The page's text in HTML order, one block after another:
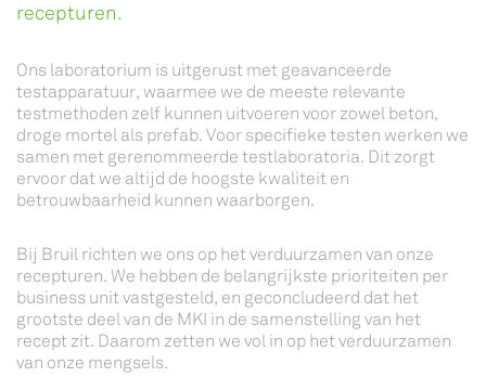
recepturen.
Ons laboratorium is uitgerust met geavanceerde
testapparatuur, waarmee we de meeste relevante
testmethoden zelf kunnen uitvoeren voor zowel beton,
droge mortel als prefab. Voor specifieke testen werken we
samen met gerenommeerde testlaboratoria. Dit zorgt
ervoor dat we altijd de hoogste kwaliteit en
betrouwbaarheid kunnen waarborgen.
Bij Bruil richten we ons op het verduurzamen van onze
recepturen. We hebben de belangrijkste prioriteiten per
business unit vastgesteld, en geconcludeerd dat het
grootste deel van de MKI in de samenstelling van het
recept zit. Daarom zetten we vol in op het verduurzamen
van onze mengsels.